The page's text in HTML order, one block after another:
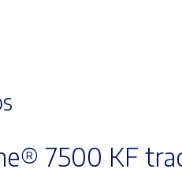
7500 KF